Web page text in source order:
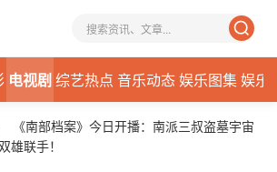
电视剧综艺热点 音乐动态娱乐图集娱乐
《南部档案》今日开播：南派三叔盗墓宇宙
雄联手！